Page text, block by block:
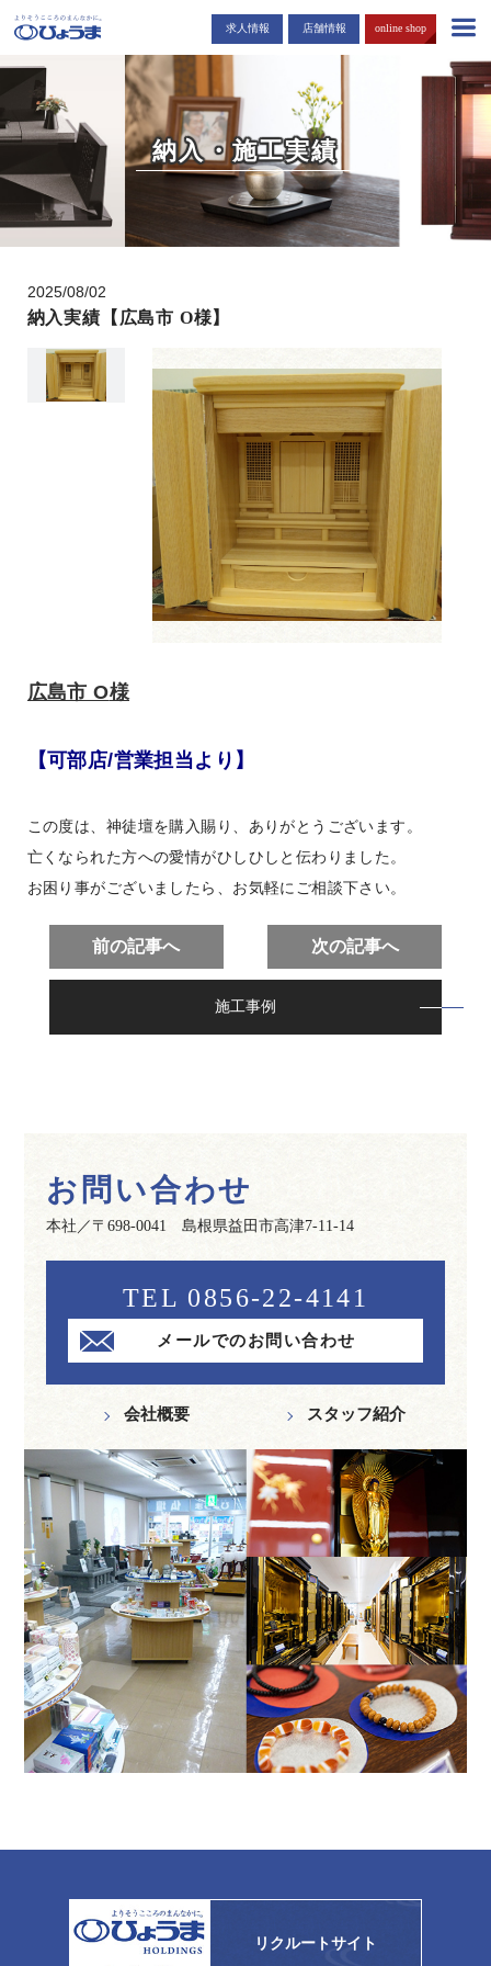
島根・広島市でお仏壇・お墓を販売する「ひょうま」から耳寄りな情報
をお届けします。
求人情報 店舗情報 online shop
納入・施工実績
2025/08/02
納入実績【広島市 O様】
広島市 O様
【可部店/営業担当より】
この度は、神徒壇を購入賜り、ありがとうございます。
亡くなられた方への愛情がひしひしと伝わりました。
お困り事がございましたら、お気軽にご相談下さい。
前の記事へ 次の記事へ
施工事例
お問い合わせ
本社／〒698-0041 島根県益田市高津7-11-14
TEL 0856-22-4141
メールでのお問い合わせ
会社概要 スタッフ紹介
リクルートサイト